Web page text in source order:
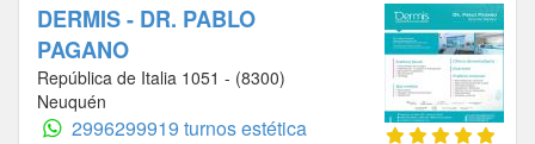
DERMIS - DR. PABLO
PAGANO
República de Italia 1051 - (8300)
Neuquén
2996299919 turnos estética